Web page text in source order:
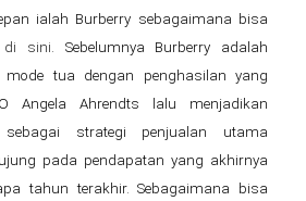
ialah Burberry sebagaimana bisa
di sini . Sebelumnya Burberry adalah
mode tua dengan penghasilan yang
Angela Ahrendts lalu menjadikan
strategi penjualan utama
pada pendapatan yang akhirnya
tahun terakhir. Sebagaimana bisa